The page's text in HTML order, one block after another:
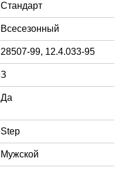
Стандарт
Всесезонный
28507-99, 12.4.033-95
З
Да
Step
Мужской